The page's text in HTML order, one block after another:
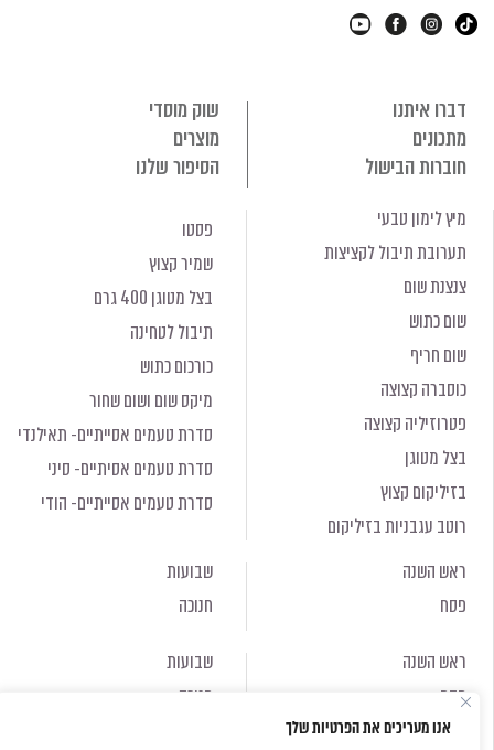
אנו מעריכים את הפרטיות שלך
דברו איתנו
שוק מוסדי
מתכונים
מוצרים
חוברות הבישול
הסיפור שלנו
מיץ לימון טבעי
תערובת תיבול לקציצות
צנצנת שום
שום כתוש
שום חריף
כוסברה קצוצה
פטרוזיליה קצוצה
בצל מטוגן
בזיליקום קצוץ
רוטב עגבניות בזיליקום
פסטו
שמיר קצוץ
בצל מטוגן 400 גרם
תיבול לטחינה
כורכום כתוש
מיקס שום ושום שחור
סדרת טעמים אסייתיים- תאילנדי
סדרת טעמים אסיתיים- סיני
סדרת טעמים אסייתיים- הודי
ראש השנה
פסח
שבועות
חנוכה
ראש השנה
פסח
שבועות
חנוכה